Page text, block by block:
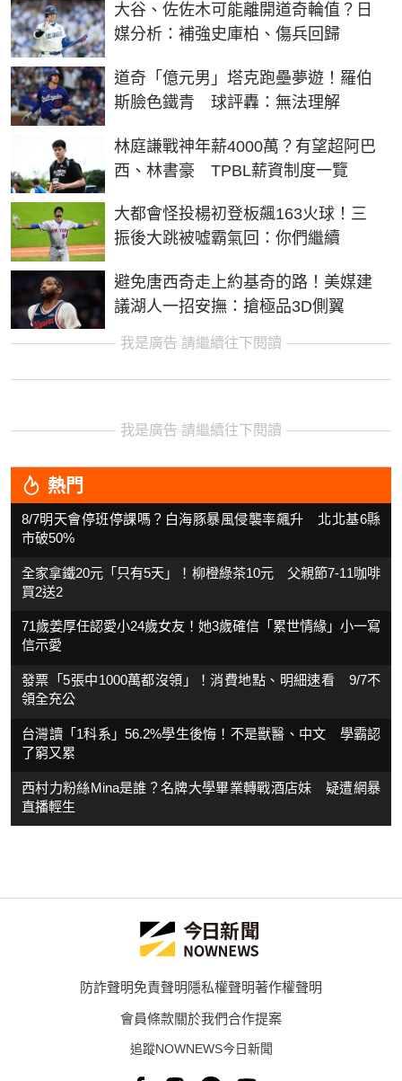
大谷、佐佐木可能離開道奇輪值？日
媒分析：補強史庫柏、傷兵回歸
道奇「億元男」塔克跑壘夢遊！羅伯
斯臉色鐵青 球評轟：無法理解
林庭謙戰神年薪4000萬？有望超阿巴
西、林書豪 TPBL薪資制度一覽
大都會怪投楊初登板飆163火球！三
振後大跳被噓霸氣回：你們繼續
避免唐西奇走上約基奇的路！美媒建
議湖人一招安撫：搶極品3D側翼
我是廣告 請繼續往下閱讀
我是廣告 請繼續往下閱讀
熱門
8/7明天會停班停課嗎？白海豚暴風侵襲率飆升 北北基6縣
市破50%
全家拿鐵20元「只有5天」！柳橙綠茶10元 父親節7-11咖啡
買2送2
71歲姜厚任認愛小24歲女友！她3歲確信「累世情緣」小一寫
信示愛
發票「5張中1000萬都沒領」！消費地點、明細速看 9/7不
領全充公
台灣讀「1科系」56.2%學生後悔！不是獸醫、中文 學霸認
了窮又累
西村力粉絲Mina是誰？名牌大學畢業轉戰酒店妹 疑遭網暴
直播輕生
防詐聲明免責聲明隱私權聲明著作權聲明
會員條款關於我們合作提案
追蹤NOWNEWS今日新聞